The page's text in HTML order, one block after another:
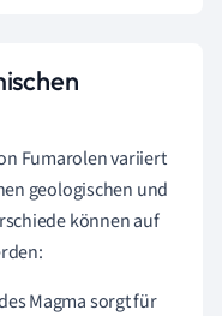
Fumarolen variiert
geologischen und
können auf
Magma sorgt für